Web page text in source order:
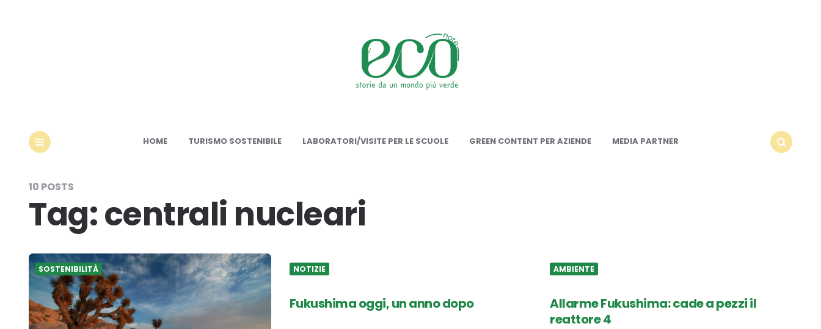
HOME TURISMO SOSTENIBILE LABORATORI/VISITE PER LE SCUOLE GREEN CONTENT PER AZIENDE
MEDIA PARTNER
10 POSTS
Tag:centrali nucleari
SOSTENIBILITÀ NOTIZIE
Fukushima oggi, un anno dopo
AMBIENTE
Allarme Fukushima: cade a pezzi il
reattore 4